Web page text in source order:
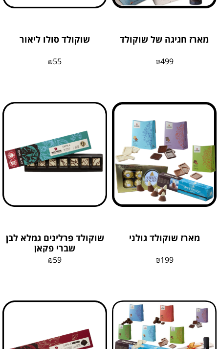
מארז חגיגה של שוקולד
₪499
שוקולד סולו ליאור
₪55
מארז שוקולד גולני
₪199
שוקולד פרלינים גמלא לבן
שברי פקאן
₪59